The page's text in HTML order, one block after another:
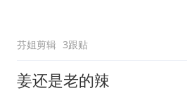
芬姐剪辑 3跟贴
姜还是老的辣